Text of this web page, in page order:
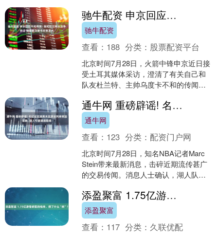
参赛。 Sha....
驰牛配资 申京回应不和传闻: 我和杜兰特从没争吵过 能理解乌度卡对我发火
驰牛配资
查看： 188 分类： 股票配资平台
北京时间7月28日，火箭中锋申京近日接
受土耳其媒体采访，澄清了有关自己和
队友杜兰特、主帅乌度卡不和的传闻。
示：“不知从哪冒出来....
通牛网 重磅辟谣! 名记证实湖鹰未实质谈判库明加签换, 湖人引援遭遇阻碍
通牛网
查看： 123 分类：配资门户网
北京时间7月28日，知名NBA记者Marc
Stein带来最新消息，击碎近期流传甚广
的交易传闻。消息人士确认，湖人队与
方案展开....
添盈聚富 1.75亿游客都爱的桂林，得了什么“病”？
添盈聚富
查看： 117 分类： 久联优配